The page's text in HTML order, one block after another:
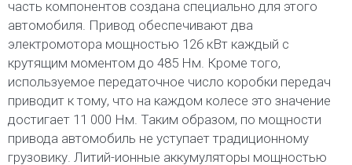
часть компонентов создана специально для этого
автомобиля. Привод обеспечивают два
электромотора мощностью 126 кВт каждый с
крутящим моментом до 485 Нм. Кроме того,
используемое передаточное число коробки передач
приводит к тому, что на каждом колесе это значение
достигает 11 000 Нм. Таким образом, по мощности
привода автомобиль не уступает традиционному
грузовику. Литий-ионные аккумуляторы мощностью